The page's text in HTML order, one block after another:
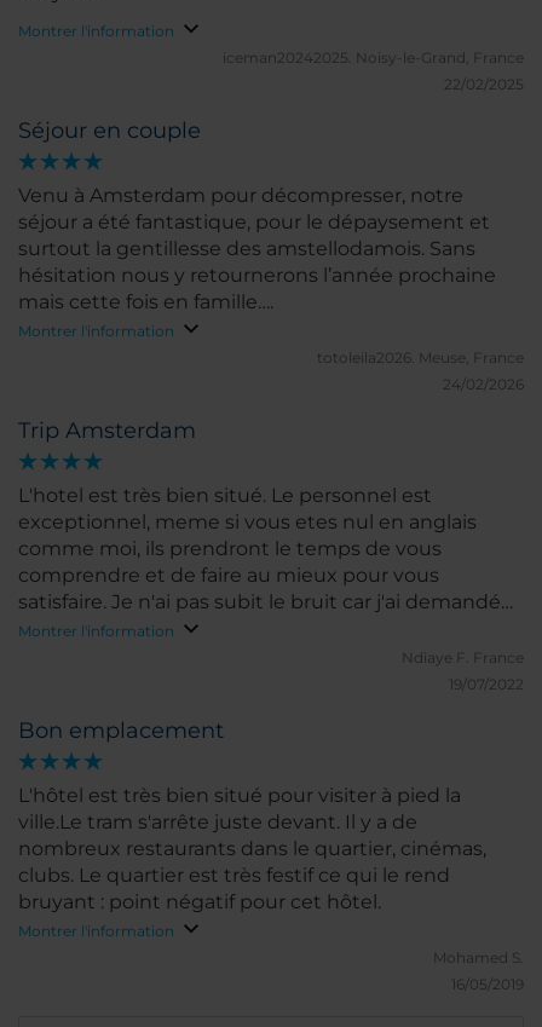
Séjour en couple
Venu à Amsterdam pour décompresser, notre
séjour a été fantastique, pour le dépaysement et
surtout la gentillesse des amstellodamois. Sans
hésitation nous y retournerons l’année prochaine
mais cette fois en famille….
Montrer l'information
totoleila2026. Meuse, France
24/02/2026
Trip Amsterdam
L'hotel est très bien situé. Le personnel est
exceptionnel, meme si vous etes nul en anglais
comme moi, ils prendront le temps de vous
comprendre et de faire au mieux pour vous
satisfaire. Je n'ai pas subit le bruit car j'ai demandé
une chambre coté cour, mais c'est vrai que l'hotel
est tellement bien situé que vous avez la vie
le petit déjeuner dans notre hôtel et non dans un
autre. Même si l'hôtel était plutôt pas mal il ne vaut
pas son prix, le rapport qualité prix est très moyen.
Montrer l'information
Ndiaye F.
France
19/07/2022
Bon emplacement
L'hôtel est très bien situé pour visiter à pied la
ville.Le tram s'arrête juste devant. Il y a de
nombreux restaurants dans le quartier, cinémas,
clubs. Le quartier est très festif ce qui le rend
bruyant : point négatif pour cet hôtel.
Montrer l'information
Mohamed S.
16/05/2019
Montrer l'information
iceman20242025. Noisy-le-Grand, France
22/02/2025